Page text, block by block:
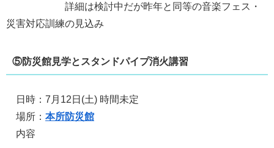
詳細は検討中だが昨年と同等の音楽フェス・
災害対応訓練の見込み
⑤防災館見学とスタンドパイプ消火講習
日時：7月12日(土) 時間未定
場所： 本所防災館
内容